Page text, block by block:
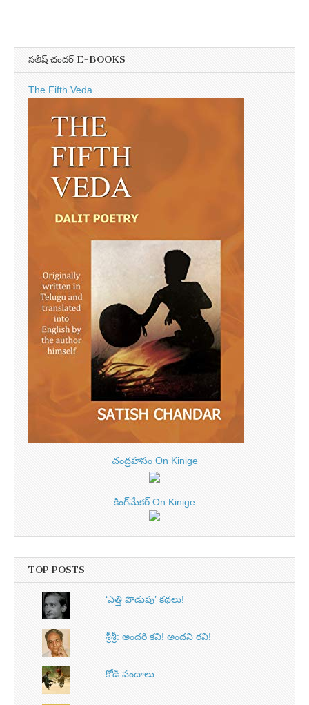
సతీష్ చందర్ E-BOOKS
The Fifth Veda
చంద్రహాసం On Kinige
కింగ్‌మేకర్ On Kinige
TOP POSTS
‘ఎత్తి పొడుపు’ కథలు!
శ్రీశ్రీ: అందరి కవి! అందని రవి!
కోడి పందాలు